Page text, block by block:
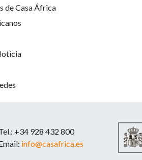
de Casa África
+34 928 432 800
info@casafrica.es